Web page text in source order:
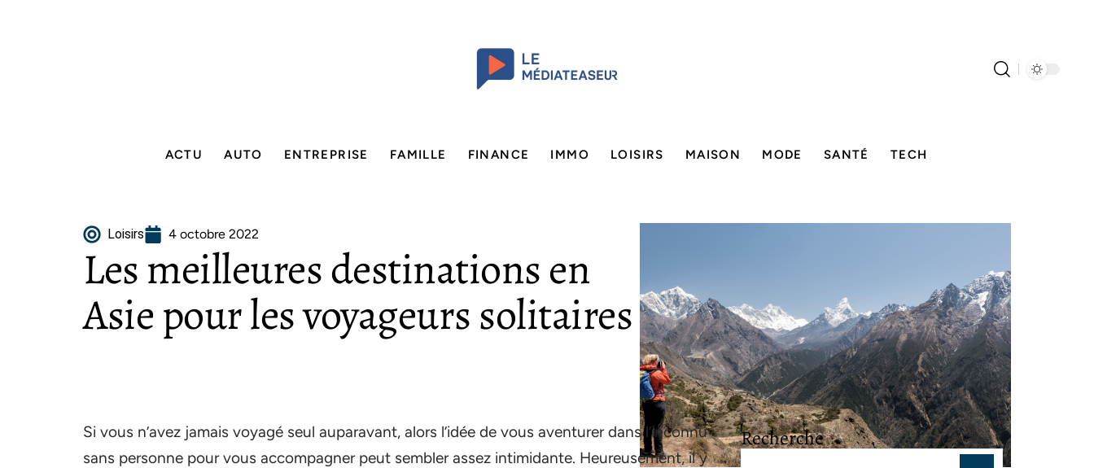
ACTU AUTO ENTREPRISE FAMILLE FINANCE IMMO LOISIRS MAISON MODE SANTÉ TECH
Loisirs 4 octobre 2022
Les meilleures destinations en
Asie pour les voyageurs solitaires
Si vous n’avez jamais voyagé seul auparavant, alors l’idée de vous aventurer dans l’inconnu
sans personne pour vous accompagner peut sembler assez intimidante. Heureusement, il y
Recherche